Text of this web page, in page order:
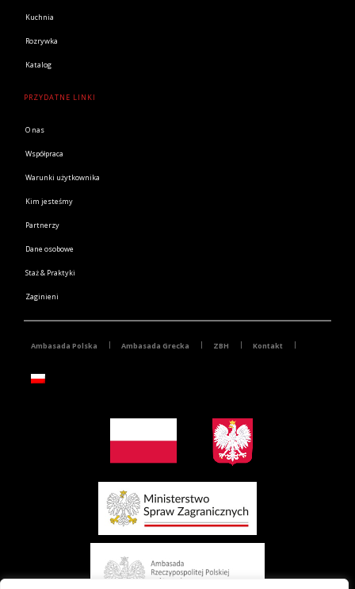
Kuchnia
Rozrywka
Katalog
PRZYDATNE LINKI
O nas
Współpraca
Warunki użytkownika
Kim jesteśmy
Partnerzy
Dane osobowe
Staż & Praktyki
Zaginieni
Ambasada Polska Ambasada Grecka ZBH Kontakt